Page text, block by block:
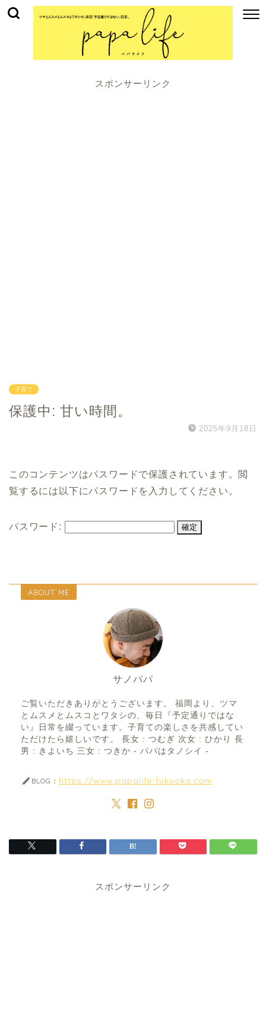
スポンサーリンク
子育て
保護中: 甘い時間。
2025年9月18日
このコンテンツはパスワードで保護されています。閲
覧するには以下にパスワードを入力してください。
パスワード:
ABOUT ME
サノパパ
ご覧いただきありがとうございます。 福岡より、ツマ
とムスメとムスコとワタシの、毎日『予定通りではな
い』日常を綴っています。子育ての楽しさを共感してい
ただけたら嬉しいです。 長女 : つむぎ 次女 : ひかり 長
男 : きよいち 三女 : つきか - パパはタノシイ -
BLOG： https://www.papalife-fukuoka.com
スポンサーリンク